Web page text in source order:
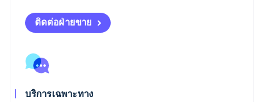
ติดต่อฝ่ายขาย
บริการเฉพาะทาง
English
เยอรมนี
โรมาเนีย
English
FrançaisDeutsch